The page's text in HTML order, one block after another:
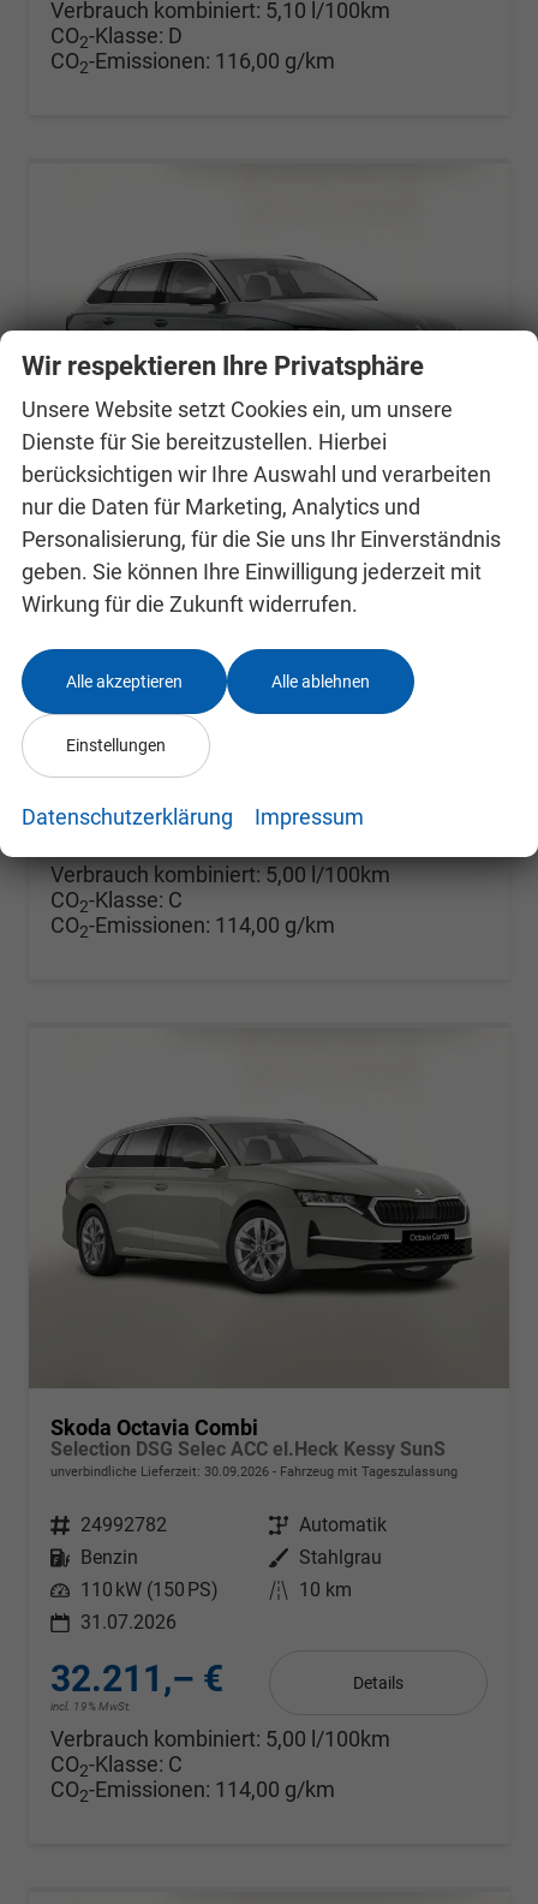
Verbrauch kombiniert: 5,10 l/100km
CO2-Klasse: D
CO2-Emissionen: 116,00 g/km
Skoda Octavia Combi
Selection DSG Selec ACC el.Heck Kessy SunS
unverbindliche Lieferzeit:30.09.2026 Fahrzeug mit Tageszulassung
Kraftstoff Benzin Außenfarbe
110 kW (150 PS)
31.07.2026
32.211,– € Details
Verbrauch kombiniert: 5,00 l/100km
CO2-Klasse: C
CO2-Emissionen: 114,00 g/km
Skoda Octavia Combi
Selection DSG Selec ACC el.Heck Kessy SunS
unverbindliche Lieferzeit: 30.09.2026 Fahrzeug mit Tageszulassung
Fahrzeugnr. 24992782 Getriebe Automatik
Kraftstoff
Benzin Außenfarbe Stahlgrau
Leistung 110 kW (150 PS) Kilometerstand 10 km
31.07.2026
32.211,– €
incl. 19% MwSt.
Details
Verbrauch kombiniert: 5,00 l/100km
CO2-Klasse: C
CO2-Emissionen: 114,00 g/km
Wir respektieren Ihre Privatsphäre
Unsere Website setzt Cookies ein, um unsere
Dienste für Sie bereitzustellen. Hierbei
berücksichtigen wir Ihre Auswahl und verarbeiten
nur die Daten für Marketing, Analytics und
Personalisierung, für die Sie uns Ihr Einverständnis
geben. Sie können Ihre Einwilligung jederzeit mit
Wirkung für die Zukunft widerrufen.
Alle akzeptieren Alle ablehnen
Einstellungen
Datenschutzerklärung Impressum